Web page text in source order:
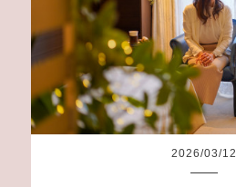
2026/03/12